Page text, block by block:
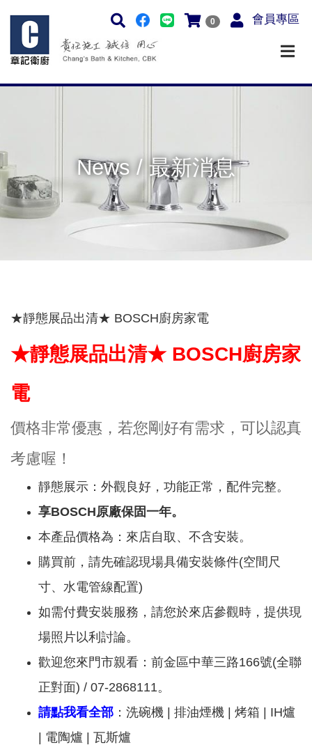
0 會員專區
News / 最新消息
★靜態展品出清★ BOSCH廚房家電
★靜態展品出清★ BOSCH廚房家
電
價格非常優惠，若您剛好有需求，可以認真
考慮喔！
靜態展示：外觀良好，功能正常，配件完整。
享BOSCH原廠保固一年。
本產品價格為：來店自取、不含安裝。
購買前，請先確認現場具備安裝條件(空間尺
寸、水電管線配置)
如需付費安裝服務，請您於來店參觀時，提供現
場照片以利討論。
歡迎您來門市親看：前金區中華三路166號(全聯
正對面) / 07-2868111。
請點我看全部 ：洗碗機 | 排油煙機 | 烤箱 | IH爐
| 電陶爐 | 瓦斯爐